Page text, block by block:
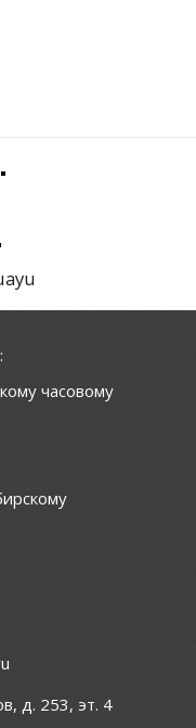
часовому
д. 253, эт. 4